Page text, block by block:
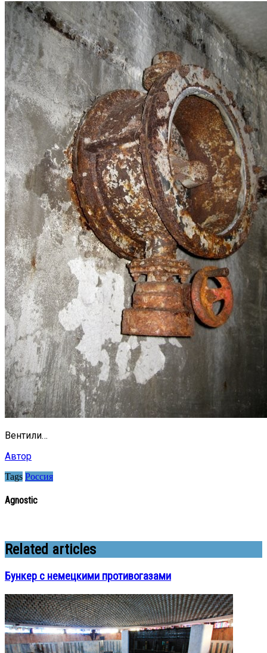
Вентили…
Автор
Tags Россия
Agnostic
Related articles
Бункер с немецкими противогазами